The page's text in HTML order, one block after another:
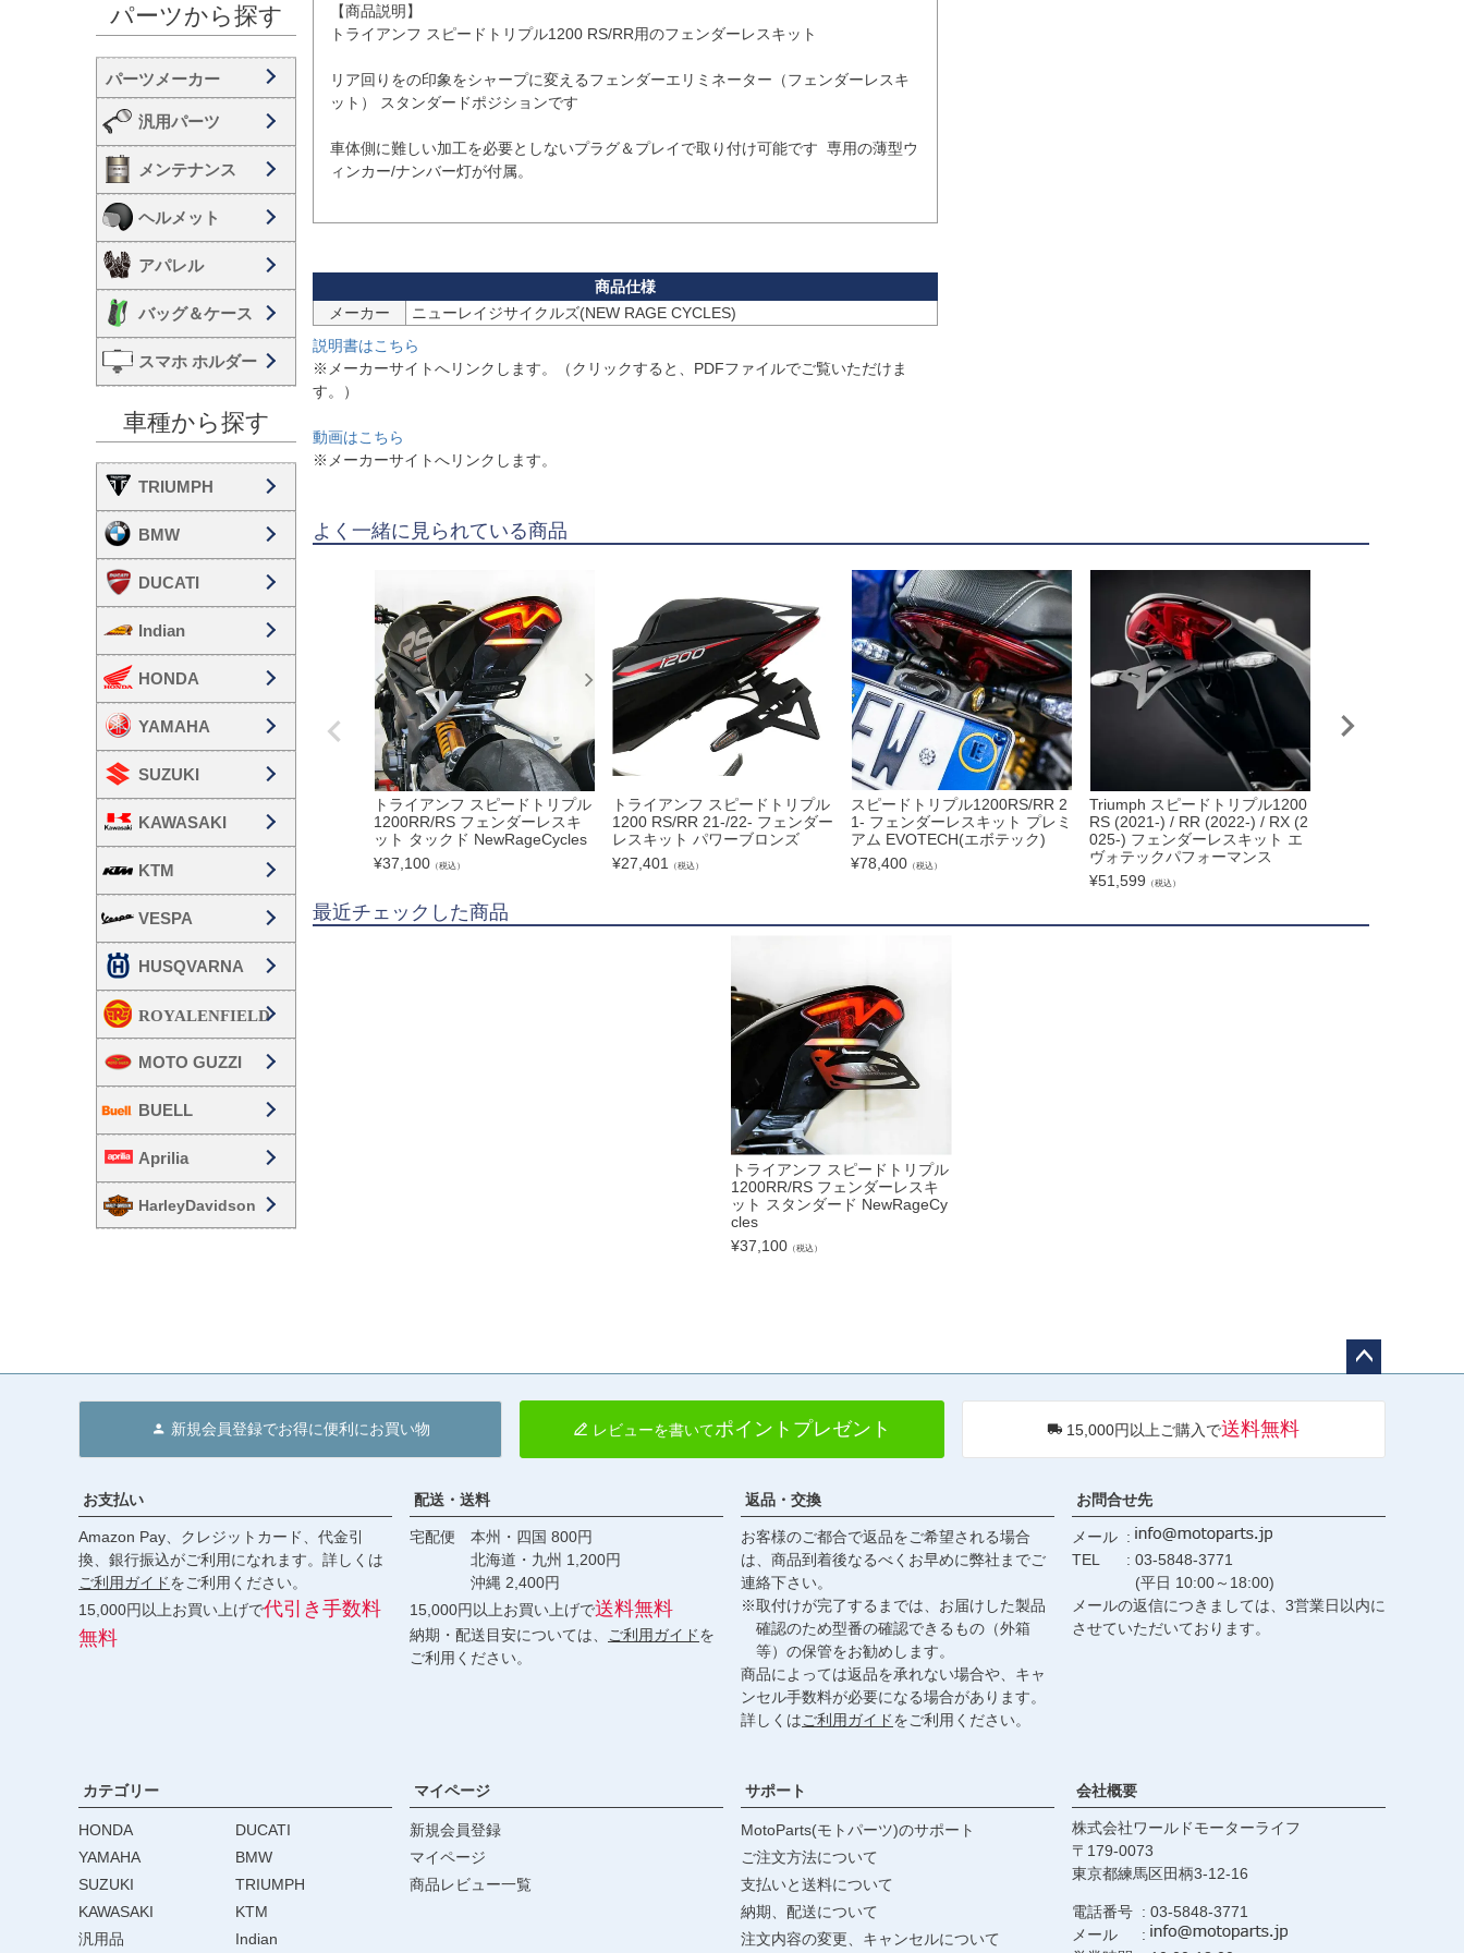
パーツから探す
汎用パーツ
メンテナンス
ヘルメット
アパレル
バッグ＆ケース
スマホ ホルダー
車種から探す
TRIUMPH
BMW
DUCATI
Indian
HONDA
YAMAHA
SUZUKI
KAWASAKI
KTM
VESPA
HUSQVARNA
MOTO GUZZI
BUELL
Aprilia
HarleyDavidson
【商品説明】
トライアンフ スピードトリプル1200 RS/RR用のフェンダーレスキット
リア回りをの印象をシャープに変えるフェンダーエリミネーター（フェンダーレスキ
ット） スタンダードポジションです
車体側に難しい加工を必要としないプラグ＆プレイで取り付け可能です  専用の薄型ウ
ィンカー/ナンバー灯が付属。
メーカー
説明書はこちら
※メーカーサイトへリンクします。（クリックすると、PDFファイルでご覧いただけま
す。）
動画はこちら
※メーカーサイトへリンクします。
よく一緒に見られている商品
トライアンフ スピードトリプル
1200RR/RS フェンダーレスキ
ット タックド NewRageCycles
¥37,100 （税込）
トライアンフ スピードトリプル
1200 RS/RR 21-/22- フェンダー
レスキット パワーブロンズ
¥27,401 （税込）
スピードトリプル1200RS/RR 2
1- フェンダーレスキット プレミ
アム EVOTECH(エボテック)
¥78,400 （税込）
Triumph スピードトリプル1200
RS (2021-) / RR (2022-) / RX (2
025-) フェンダーレスキット エ
ヴォテックパフォーマンス
¥51,599 （税込）
最近チェックした商品
トライアンフ スピードトリプル
1200RR/RS フェンダーレスキ
ット スタンダード NewRageCy
cles
¥37,100（税込）
へ
新規会員登録でお得に便利にお買い物 レビューを書いてポイントプレゼント 15,000円以上ご購入で送料無料
お支払い
Amazon Pay、クレジットカード、代金引
換、銀行振込がご利用になれます。詳しくは
ご利用ガイドをご利用ください。
15,000円以上お買い上げで代引き手数料
無料
配送・送料
宅配便 本州・四国 800円
北海道・九州 1,200円
沖縄 2,400円
15,000円以上お買い上げで送料無料
納期・配送目安については、 ご利用ガイドを
ご利用ください。
返品・交換
お客様のご都合で返品をご希望される場合
は、商品到着後なるべくお早めに弊社までご
連絡下さい。
※取付けが完了するまでは、お届けした製品
確認のため型番の確認できるもの（外箱
等）の保管をお勧めします。
商品によっては返品を承れない場合や、キャ
ンセル手数料が必要になる場合があります。
詳しくはご利用ガイドをご利用ください。
お問合せ先
メール
TEL
03-5848-3771
(平日 10:00～18:00)
メールの返信につきましては、3営業日以内に
させていただいております。
カテゴリー
HONDA
YAMAHA
SUZUKI
KAWASAKI
汎用品
DUCATI
BMW
TRIUMPH
KTM
Indian
マイページ
新規会員登録
マイページ
商品レビュー一覧
サポート
MotoParts(モトパーツ)のサポート
ご注文方法について
支払いと送料について
納期、配送について
注文内容の変更、キャンセルについて
会社概要
株式会社ワールドモーターライフ
179-0073
東京都練馬区田柄3-12-16
電話番号
03-5848-3771
メール